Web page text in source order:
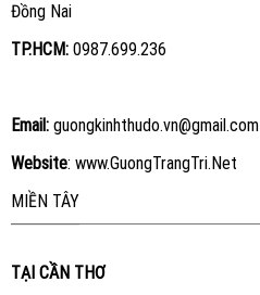
Đồng Nai
TP.HCM: 0987.699.236
Email:guongkinhthudo.vn@gmail.com
Website: www.GuongTrangTri.Net
MIỀN TÂY
TẠI CẦN THƠ